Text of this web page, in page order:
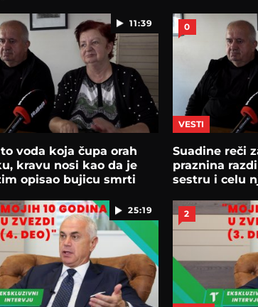
11:39
voda koja čupa orah
kravu nosi kao da je
opisao bujicu smrti
0
VESTI
Suadine reči
praznina
sestru i celu
25:19 2